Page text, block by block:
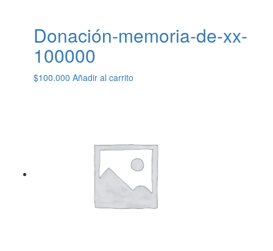
Apóyanos
Contáctanos
Suscríbete
Donación-memoria-de-xx-
100000
$100.000 Añadir al carrito